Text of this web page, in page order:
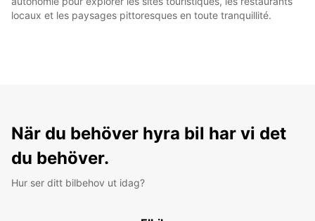
locaux et les paysages pittoresques en toute tranquillité.
När du behöver hyra bil har vi det
du behöver.
Hur ser ditt bilbehov ut idag?